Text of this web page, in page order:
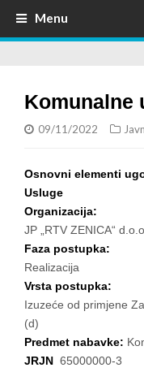
Menu
Komunalne
09/11/2022
Osnovni elementi
Usluge
Organizacija:
JP „RTV ZENICA“
Faza postupka:
Realizacija
Vrsta postupka:
Izuzeće od primjene
(d)
Predmet nabavke:
JRJN 65000000-3